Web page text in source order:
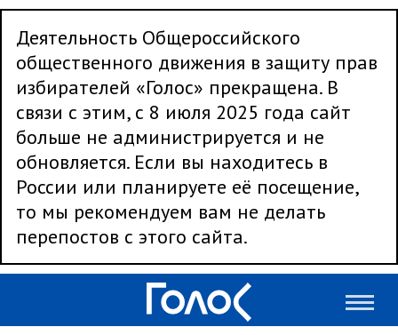
Деятельность Общероссийского
общественного движения в защиту прав
избирателей «Голос» прекращена. В
связи с этим, с 8 июля 2025 года сайт
больше не администрируется и не
обновляется. Если вы находитесь в
России или планируете её посещение,
то мы рекомендуем вам не делать
перепостов с этого сайта.